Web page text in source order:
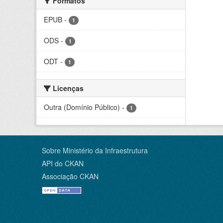
EPUB - 1
ODS - 1
ODT - 1
Licenças
Outra (Domínio Público) - 1
Sobre Ministério da Infraestrutura
API do CKAN
Associação CKAN